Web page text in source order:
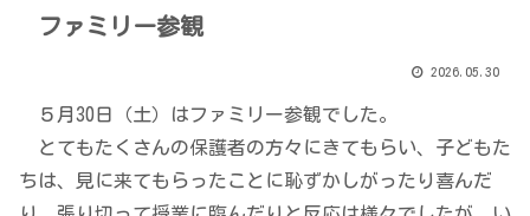
ファミリー参観
2026.05.30
５月30日（土）はファミリー参観でした。
とてもたくさんの保護者の方々にきてもらい、子どもた
ちは、見に来てもらったことに恥ずかしがったり喜んだ